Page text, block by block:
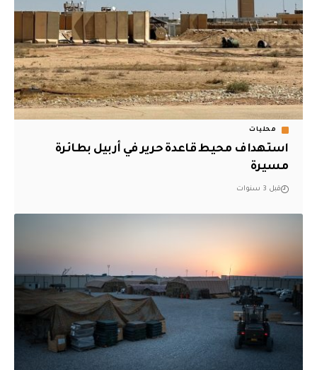
محليات
استهداف محيط قاعدة حرير في أربيل بطائرة
مسيرة
قبل 3 سنوات